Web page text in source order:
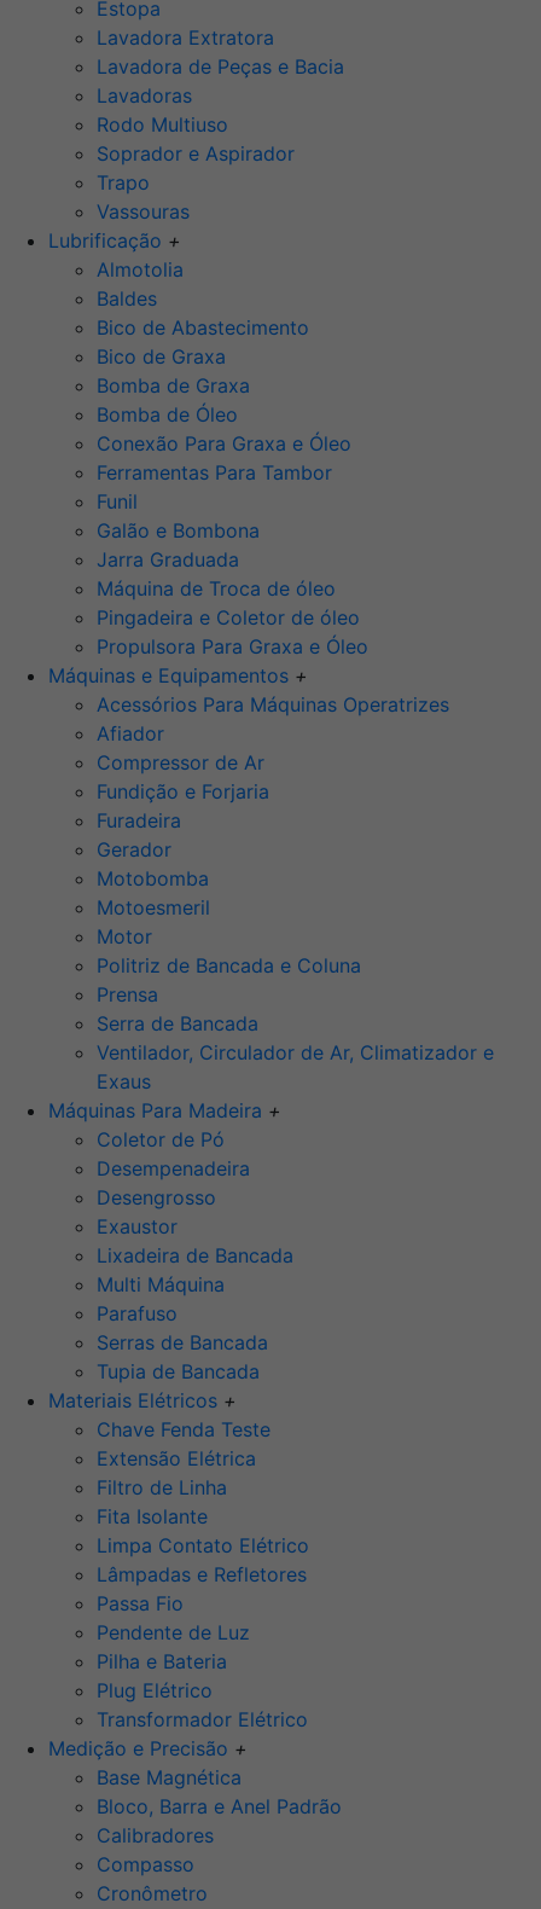
Estopa
Lavadora Extratora
Lavadora de Peças e Bacia
Lavadoras
Rodo Multiuso
Soprador e Aspirador
Trapo
Vassouras
Lubrificação +
Almotolia
Baldes
Bico de Abastecimento
Bico de Graxa
Bomba de Graxa
Bomba de Óleo
Conexão Para Graxa e Óleo
Ferramentas Para Tambor
Funil
Galão e Bombona
Jarra Graduada
Máquina de Troca de óleo
Pingadeira e Coletor de óleo
Propulsora Para Graxa e Óleo
Máquinas e Equipamentos +
Acessórios Para Máquinas Operatrizes
Afiador
Compressor de Ar
Fundição e Forjaria
Furadeira
Gerador
Motobomba
Motoesmeril
Motor
Politriz de Bancada e Coluna
Prensa
Serra de Bancada
Ventilador, Circulador de Ar, Climatizador e
Exaus
Máquinas Para Madeira +
Coletor de Pó
Desempenadeira
Desengrosso
Exaustor
Lixadeira de Bancada
Multi Máquina
Parafuso
Serras de Bancada
Tupia de Bancada
Materiais Elétricos +
Chave Fenda Teste
Extensão Elétrica
Filtro de Linha
Fita Isolante
Limpa Contato Elétrico
Lâmpadas e Refletores
Passa Fio
Pendente de Luz
Pilha e Bateria
Plug Elétrico
Transformador Elétrico
Medição e Precisão +
Base Magnética
Bloco, Barra e Anel Padrão
Calibradores
Compasso
Cronômetro